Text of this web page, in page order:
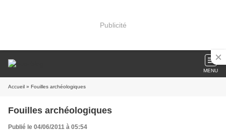
Publicité
MENU
Accueil » Fouilles archéologiques
Fouilles archéologiques
Publié le 04/06/2011 à 05:54